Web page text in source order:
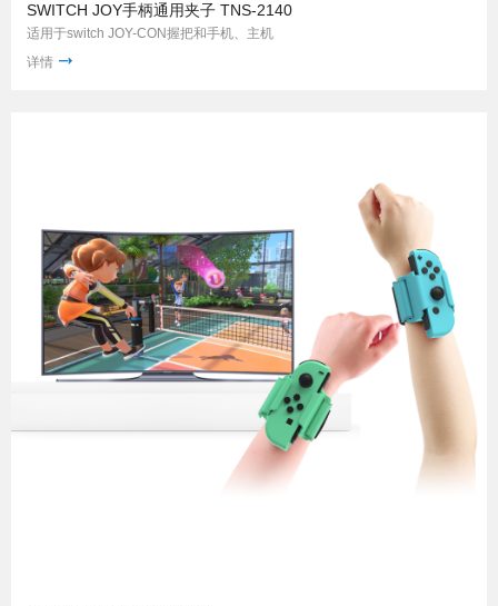
SWITCH JOY手柄通用夹子 TNS-2140
适用于switch JOY-CON握把和手机、主机
详情